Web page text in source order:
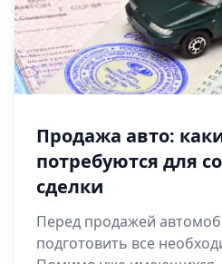
Продажа авто:
потребуются для
сделки
Перед продажей
подготовить все